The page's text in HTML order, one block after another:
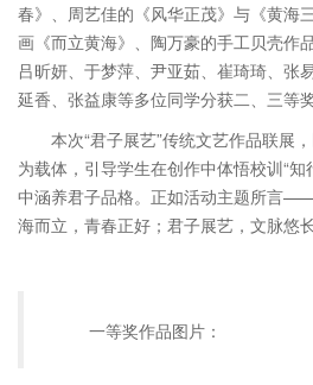
春》、周艺佳的《风华正茂》与《黄海
画《而立黄海》、陶万豪的手工贝壳作
吕昕妍、于梦萍、尹亚茹、崔琦琦、张
延香、张益康等多位同学分获二、三等奖
本次“君子展艺”传统文艺作品联展
为载体，引导学生在创作中体悟校训“
中涵养君子品格。正如活动主题所言
海而立，青春正好；君子展艺，文脉悠长
一等奖作品图片：